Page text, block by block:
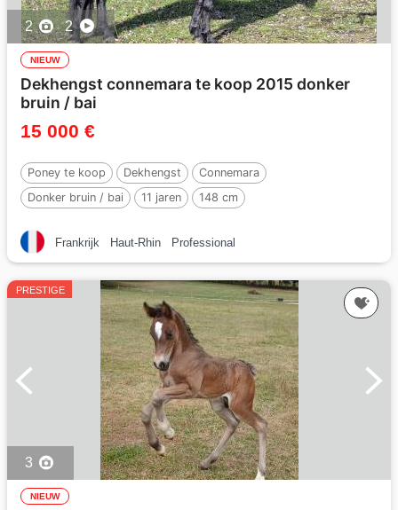
2 2
NIEUW
Dekhengst connemara te koop 2015 donker
bruin / bai
15 000 €
Poney te koop Dekhengst
Connemara
Donker bruin / bai
11 jaren 148 cm
Frankrijk Haut-Rhin Professional
PRESTIGE
3
NIEUW